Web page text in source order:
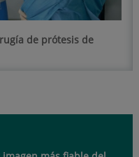
de prótesis de